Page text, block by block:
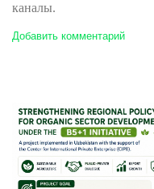
каналы.
Добавить комментарий